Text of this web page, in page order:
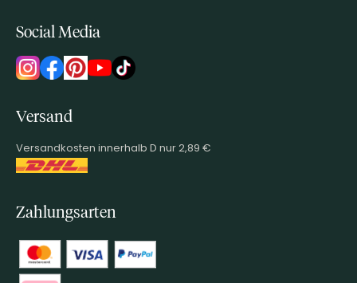
Social Media
Versand
Versandkosten innerhalb D nur 2,89 €
Zahlungsarten